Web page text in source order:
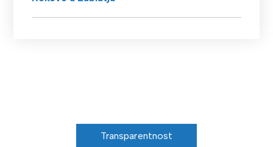
Transparentnost